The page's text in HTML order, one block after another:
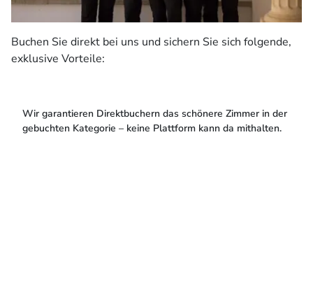
Buchen Sie direkt bei uns und sichern Sie sich folgende,
exklusive Vorteile:
Wir garantieren Direktbuchern das schönere Zimmer in der
gebuchten Kategorie – keine Plattform kann da mithalten.